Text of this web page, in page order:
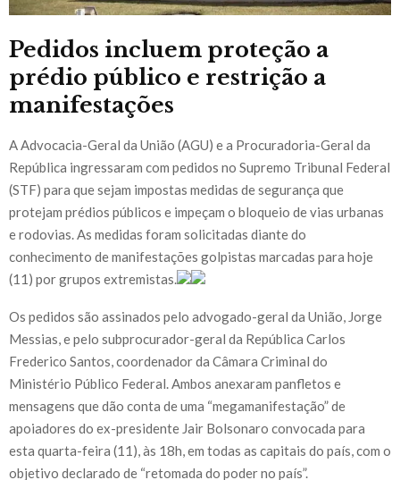
Pedidos incluem proteção a
prédio público e restrição a
manifestações
A Advocacia-Geral da União (AGU) e a Procuradoria-Geral da
República ingressaram com pedidos no Supremo Tribunal Federal
(STF) para que sejam impostas medidas de segurança que
protejam prédios públicos e impeçam o bloqueio de vias urbanas
e rodovias. As medidas foram solicitadas diante do
conhecimento de manifestações golpistas marcadas para hoje
(11) por grupos extremistas.
Os pedidos são assinados pelo advogado-geral da União, Jorge
Messias, e pelo subprocurador-geral da República Carlos
Frederico Santos, coordenador da Câmara Criminal do
Ministério Público Federal. Ambos anexaram panfletos e
mensagens que dão conta de uma “megamanifestação” de
apoiadores do ex-presidente Jair Bolsonaro convocada para
esta quarta-feira (11), às 18h, em todas as capitais do país, com o
objetivo declarado de “retomada do poder no país”.